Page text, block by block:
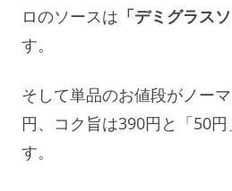
ロのソースは 「デミグラスソ
す。
そして単品のお値段がノー
円、コク旨は390円と「50
す。